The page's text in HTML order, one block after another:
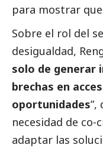
para mostrar que
Sobre el rol del
desigualdad,
solo de generar
brechas en
oportunidades”,
necesidad de co-
adaptar las